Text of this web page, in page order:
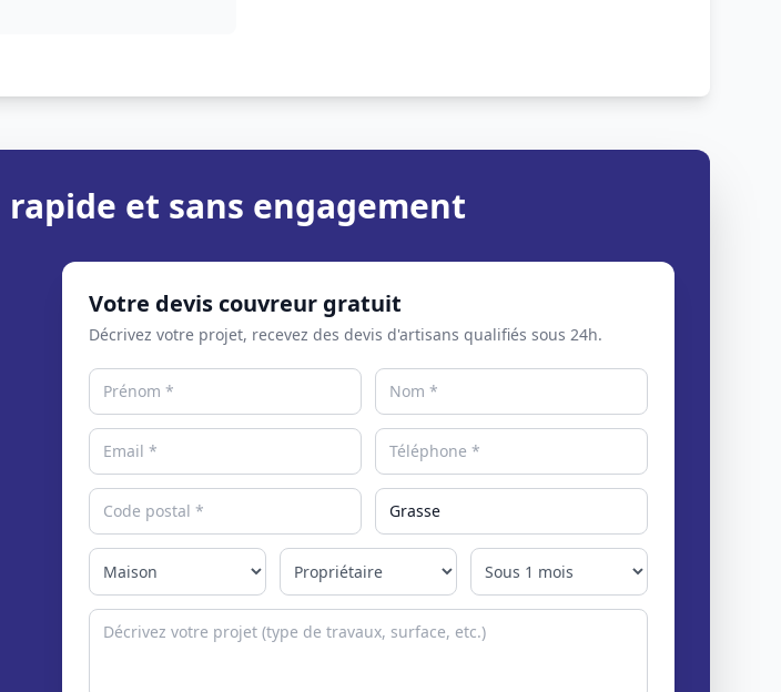
et sans engagement
Votre devis couvreur gratuit
Décrivez votre projet, recevez des devis d'artisans qualifiés sous 24h.